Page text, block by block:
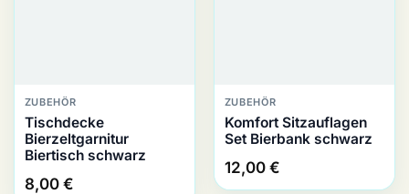
ZUBEHÖR
Tischdecke
Bierzeltgarnitur
Biertisch schwarz
8,00 €
ZUBEHÖR
Komfort Sitzauflagen
Set Bierbank schwarz
12,00 €